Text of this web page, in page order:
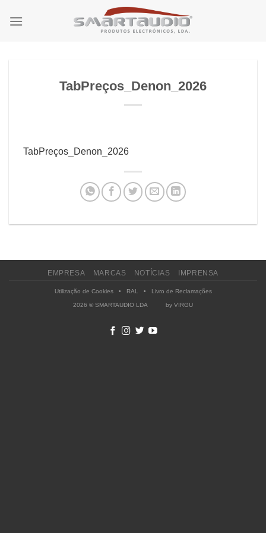
TabPreços_Denon_2026
TabPreços_Denon_2026
EMPRESA MARCAS NOTÍCIAS IMPRENSA
Utilização de Cookies• RAL • Livro de Reclamações
2026 © SMARTAUDIO LDA by VIRGU